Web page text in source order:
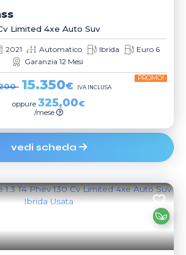
Limited 4xe Auto Suv
2021 Automatico Ibrida
Euro 6
Garanzia 12 Mesi
15.350€
PROMO!
IVA INCLUSA
oppure325,00€
/mese
vedi scheda